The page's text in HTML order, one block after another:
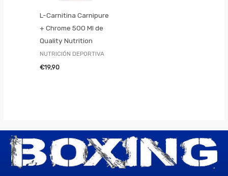
L-Carnitina Carnipure
+ Chrome 500 Ml de
Quality Nutrition
NUTRICIÓN DEPORTIVA
€19,90